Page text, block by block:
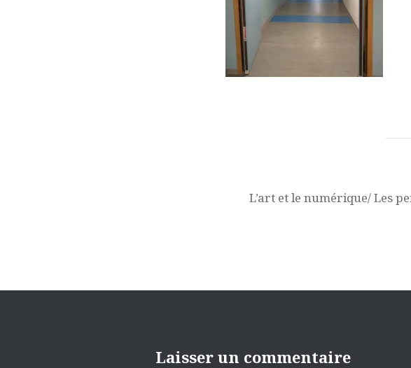
L’art et le numérique/ Les
Laisser un commentaire